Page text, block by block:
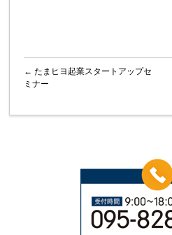
← たまヒヨ起業スタートアップセ
ミナー